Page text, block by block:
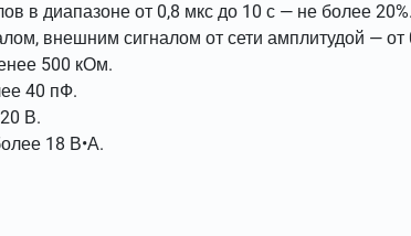
в диапазоне от 0,8 мкс до 10 с — не более 20%.
внешним сигналом от сети амплитудой —
500 кОм.
40 пФ.
В.
18 В•А.